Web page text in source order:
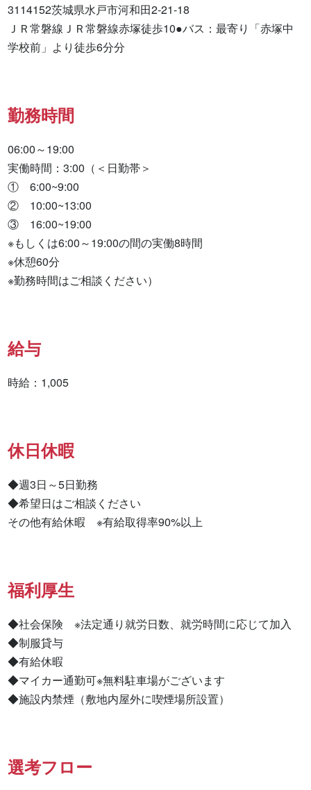
3114152茨城県水戸市河和田2-21-18
ＪＲ常磐線ＪＲ常磐線赤塚徒歩10●バス：最寄り「赤塚中
学校前」より徒歩6分分
勤務時間
06:00～19:00
実働時間：3:00（＜日勤帯＞
①　6:00~9:00
②　10:00~13:00
③　16:00~19:00
※もしくは6:00～19:00の間の実働8時間
※休憩60分
※勤務時間はご相談ください）
給与
時給：1,005
休日休暇
◆週3日～5日勤務
◆希望日はご相談ください
その他有給休暇　※有給取得率90%以上
福利厚生
◆社会保険　※法定通り就労日数、就労時間に応じて加入
◆制服貸与
◆有給休暇
◆マイカー通勤可※無料駐車場がございます
◆施設内禁煙（敷地内屋外に喫煙場所設置）
選考フロー